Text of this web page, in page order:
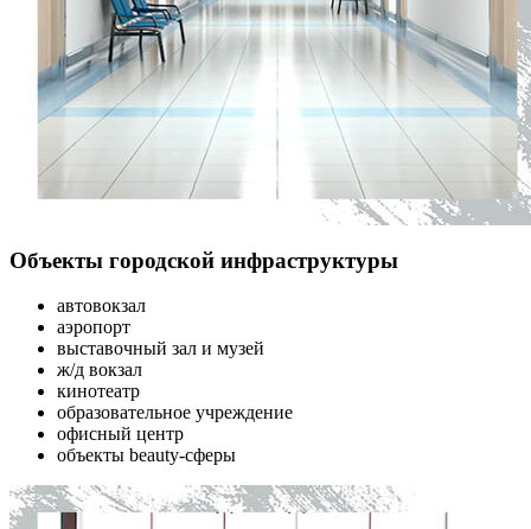
Объекты городской инфраструктуры
автовокзал
аэропорт
выставочный зал и музей
ж/д вокзал
кинотеатр
образовательное учреждение
офисный центр
объекты beauty-сферы